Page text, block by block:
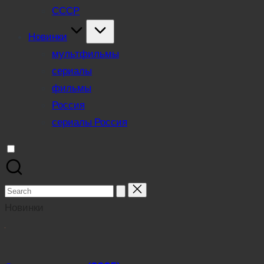
СССР
Новинки
мультфильмы
сериалы
фильмы
Россия
сериалы Россия
Search